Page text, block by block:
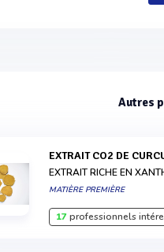
Autres
EXTRAIT CO2 DE
EXTRAIT RICHE EN
MATIÈRE PREMIÈRE
17professionnels